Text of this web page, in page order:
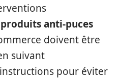
produits anti-puces
doivent être
suivant
pour éviter